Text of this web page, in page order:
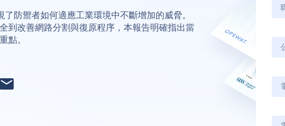
了防禦者如何適應工業環境中不斷增加的威脅。
到改善網路分割與復原程序，本報告明確指出當
點。